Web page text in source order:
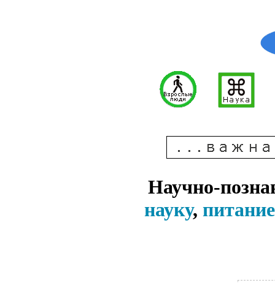
Научно-
науку, питание